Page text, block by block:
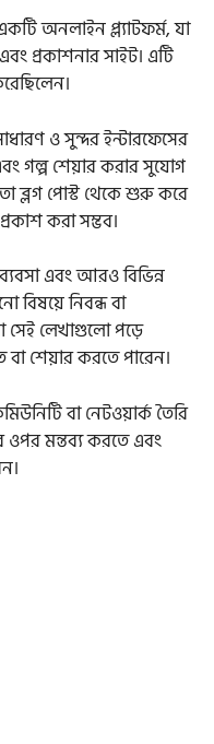
অনলাইন প্ল্যাটফর্ম, যা
প্রকাশনার সাইট। এটি
ও সুন্দর ইন্টারফেসের
গল্প শেয়ার করার সুযোগ
ব্লগ পোস্ট থেকে শুরু করে
করা সম্ভব।
ব্যবসা এবং আরও বিভিন্ন
বিষয়ে নিবন্ধ বা
সেই লেখাগুলো পড়ে
শেয়ার করতে পারেন।
বা নেটওয়ার্ক তৈরি
ওপর মন্তব্য করতে এবং